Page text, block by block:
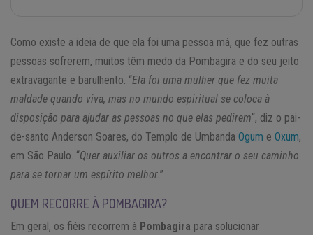
Como existe a ideia de que ela foi uma pessoa má, que fez outras
pessoas sofrerem, muitos têm medo da Pombagira e do seu jeito
extravagante e barulhento. “Ela foi uma mulher que fez muita
maldade quando viva, mas no mundo espiritual se coloca à
disposição para ajudar as pessoas no que elas pedirem“, diz o pai-
de-santo Anderson Soares, do Templo de Umbanda Ogum e Oxum,
em São Paulo. “Quer auxiliar os outros a encontrar o seu caminho
para se tornar um espírito melhor.”
QUEM RECORRE À POMBAGIRA?
Em geral, os fiéis recorrem à Pombagira para solucionar